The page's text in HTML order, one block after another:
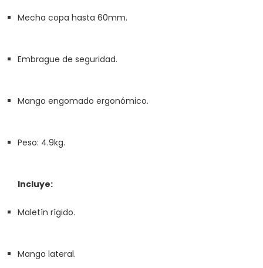
Mecha copa hasta 60mm.
Embrague de seguridad.
Mango engomado ergonómico.
Peso: 4.9kg.
Incluye:
Maletín rígido.
Mango lateral.